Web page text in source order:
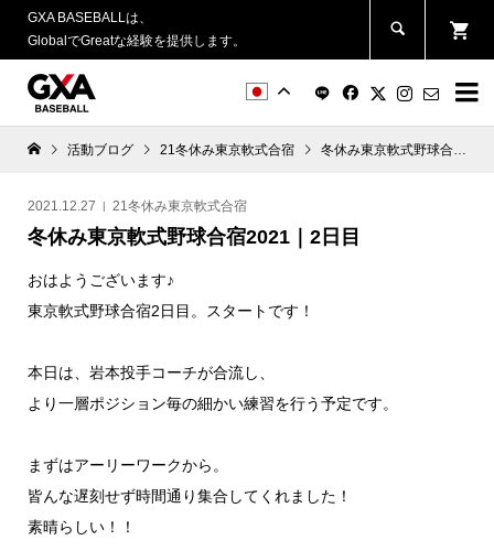
GXA BASEBALLは、
GlobalでGreatな経験を提供します。


活動ブログ 21冬休み東京軟式合宿 冬休み東京軟式野球合宿2021｜2日目
2021.12.27 21冬休み東京軟式合宿
冬休み東京軟式野球合宿2021｜2日目
おはようございます♪
東京軟式野球合宿2日目。スタートです！
本日は、岩本投手コーチが合流し、
より一層ポジション毎の細かい練習を行う予定です。
まずはアーリーワークから。
皆んな遅刻せず時間通り集合してくれました！
素晴らしい！！